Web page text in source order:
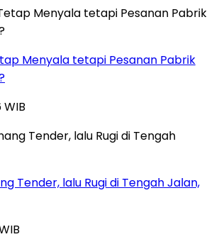
Menyala tetapi Pesanan Pabrik
WIB
Tender, lalu Rugi di Tengah Jalan,